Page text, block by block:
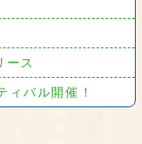
ース
バル開催！